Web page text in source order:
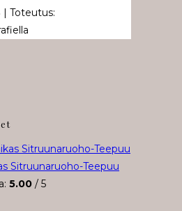
| Toteutus:
Sitruunaruoho-Teepuu
5.00 / 5